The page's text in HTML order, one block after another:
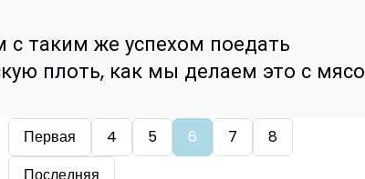
таким же успехом поедать
плоть, как мы делаем это с
Первая 4 5 6 7
8